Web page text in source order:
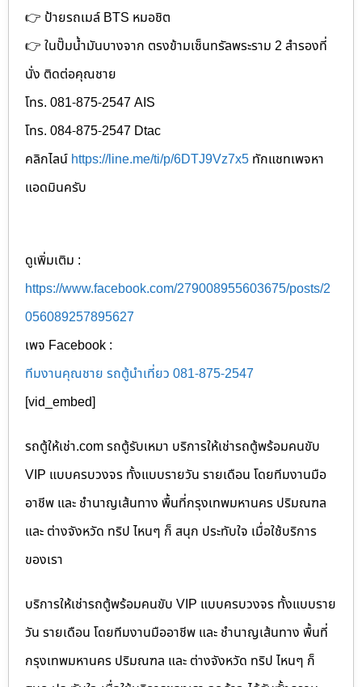
👉 ป้ายรถเมล์ BTS หมอชิต
👉 ในปั๊มน้ำมันบางจาก ตรงข้ามเซ็นทรัลพระราม 2 สำรองที่
นั่ง ติดต่อคุณชาย
โทร. 081-875-2547 AIS
โทร. 084-875-2547 Dtac
คลิกไลน์ https://line.me/ti/p/6DTJ9Vz7x5 ทักแชทเพจหา
แอดมินครับ
ดูเพิ่มเติม :
https://www.facebook.com/279008955603675/posts/2
056089257895627
เพจ Facebook :
ทีมงานคุณชาย รถตู้นำเที่ยว 081-875-2547
[vid_embed]
รถตู้ให้เช่า.com รถตู้รับเหมา บริการให้เช่ารถตู้พร้อมคนขับ
VIP แบบครบวงจร ทั้งแบบรายวัน รายเดือน โดยทีมงานมือ
อาชีพ และ ชำนาญเส้นทาง พื้นที่กรุงเทพมหานคร ปริมณฑล
และ ต่างจังหวัด ทริป ไหนๆ ก็ สนุก ประทับใจ เมื่อใช้บริการ
ของเรา
บริการให้เช่ารถตู้พร้อมคนขับ VIP แบบครบวงจร ทั้งแบบราย
วัน รายเดือน โดยทีมงานมืออาชีพ และ ชำนาญเส้นทาง พื้นที่
กรุงเทพมหานคร ปริมณฑล และ ต่างจังหวัด ทริป ไหนๆ ก็